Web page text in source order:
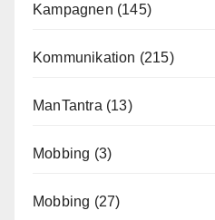
Kampagnen (145)
Kommunikation (215)
ManTantra (13)
Mobbing (3)
Mobbing (27)